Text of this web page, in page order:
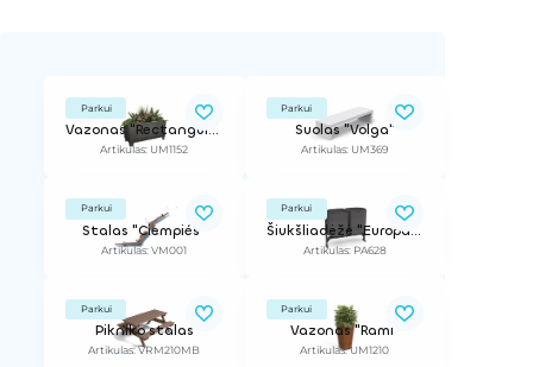
Parkui
Vazonas "Rectangular"
Artikulas: UM1152
Parkui
Suolas "Volga"
Artikulas: UM369
Parkui
Stalas "Ciempiés"
Artikulas: VM001
Parkui
Šiukšliadėžė "Europa", dviguba
Artikulas: PA628
Parkui
Pikniko stalas
Artikulas: VRM210MB
Parkui
Vazonas "Rami"
Artikulas: UM1210